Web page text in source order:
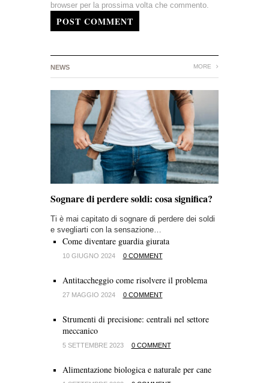
browser per la prossima volta che commento.
POST COMMENT
NEWS MORE
Sognare di perdere soldi: cosa significa?
Ti è mai capitato di sognare di perdere dei soldi
e svegliarti con la sensazione…
Come diventare guardia giurata
10 GIUGNO 2024 0 COMMENT
Antitaccheggio come risolvere il problema
27 MAGGIO 2024 0 COMMENT
Strumenti di precisione: centrali nel settore
meccanico
5 SETTEMBRE 2023 0 COMMENT
Alimentazione biologica e naturale per cane